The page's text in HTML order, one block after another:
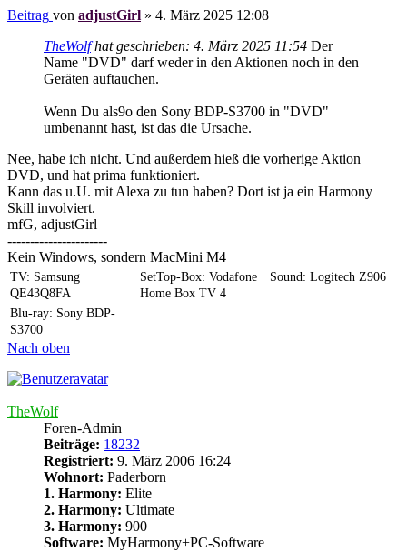
Beitrag von adjustGirl » 4. März 2025 12:08
TheWolfhat geschrieben: 4. März 2025 11:54 Der
Name "DVD" darf weder in den Aktionen noch in den
Geräten auftauchen.
Wenn Du als9o den Sony BDP-S3700 in "DVD"
umbenannt hast, ist das die Ursache.
Nee, habe ich nicht. Und außerdem hieß die vorherige Aktion
DVD, und hat prima funktioniert.
Kann das u.U. mit Alexa zu tun haben? Dort ist ja ein Harmony
Skill involviert.
mfG, adjustGirl
----------------------
Kein Windows, sondern MacMini M4
TV: Samsung
QE43Q8FA
SetTop-Box: Vodafone
Home Box TV 4
Sound: Logitech Z906
Blu-ray: Sony BDP-
S3700
Nach oben
TheWolf
Foren-Admin
Beiträge: 18232
Registriert: 9. März 2006 16:24
Wohnort: Paderborn
1. Harmony: Elite
2. Harmony: Ultimate
3. Harmony: 900
Software: MyHarmony+PC-Software